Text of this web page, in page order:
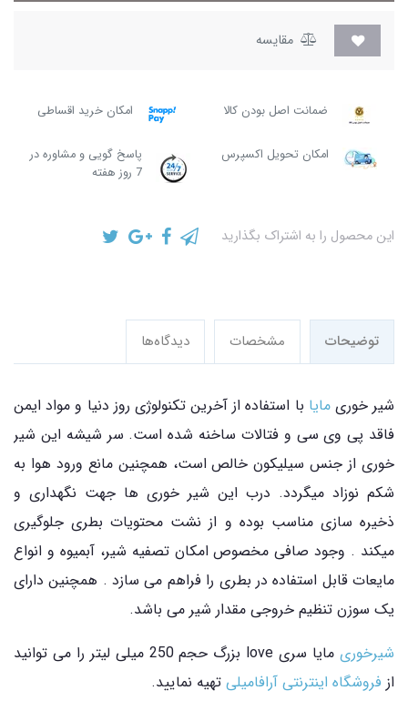
مقایسه
ضمانت اصل بودن کالا امکان خرید اقساطی
امکان تحویل اکسپرس
پاسخ گویی و مشاوره در
7 روز هفته
این محصول را به اشتراک بگذارید
توضیحات مشخصات دیدگاه‌ها
شیر خوریمایا با استفاده از آخرین تکنولوژی روز دنیا و مواد ایمن
فاقد پی وی سی و فتالات ساخنه شده است. سر شیشه این شیر
خوری از جنس سیلیکون خالص است، همچنین مانع ورود هوا به
شکم نوزاد میگردد. درب این شیر خوری ها جهت نگهداری و
ذخیره سازی مناسب بوده و از نشت محتویات بطری جلوگیری
میکند . وجود صافی مخصوص امکان تصفیه شیر، آبمیوه و انواع
مایعات قابل استفاده در بطری را فراهم می سازد . همچنین دارای
یک سوزن تنظیم خروجی مقدار شیر می باشد.
شیرخوری
مایا سری love بزرگ حجم 250 میلی لیتر را می توانید
از فروشگاه اینترنتی آرافامیلی تهیه نمایید.